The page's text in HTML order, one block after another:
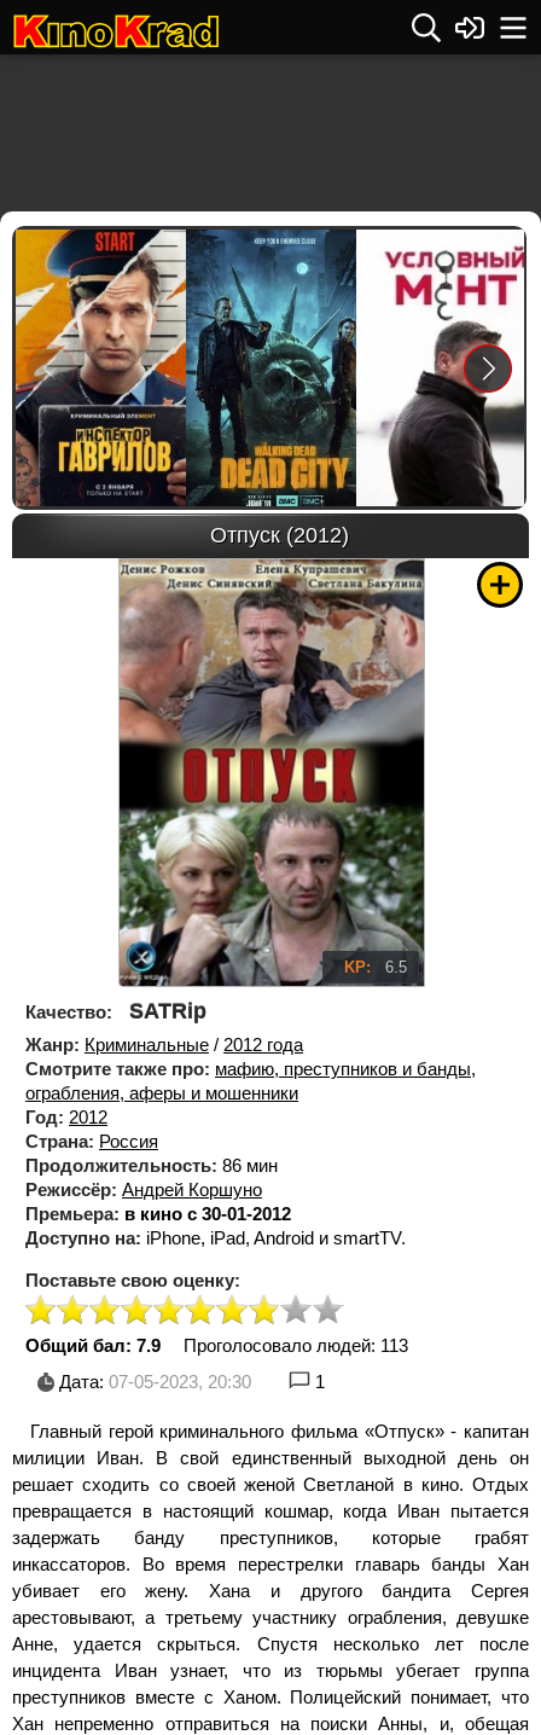
Отпуск (2012)
KP: 6.5
Качество: SATRip
Жанр: Криминальные / 2012 года
Смотрите также про: мафию, преступников и банды,
ограбления, аферы и мошенники
Год: 2012
Страна: Россия
Продолжительность: 86 мин
Режиссёр: Андрей Коршуно
Премьера: в кино с 30-01-2012
Доступно на: iPhone, iPad, Android и smartTV.
Поставьте свою оценку:
Общий бал: 7.9 Проголосовало людей: 113
Дата: 07-05-2023, 20:30 1
Главный герой криминального фильма «Отпуск» - капитан
милиции Иван. В свой единственный выходной день он
решает сходить со своей женой Светланой в кино. Отдых
превращается в настоящий кошмар, когда Иван пытается
задержать банду преступников, которые грабят
инкассаторов. Во время перестрелки главарь банды Хан
убивает его жену. Хана и другого бандита Сергея
арестовывают, а третьему участнику ограбления, девушке
Анне, удается скрыться. Спустя несколько лет после
инцидента Иван узнает, что из тюрьмы убегает группа
преступников вместе с Ханом. Полицейский понимает, что
Хан непременно отправиться на поиски Анны, и, обещая
Previous Next